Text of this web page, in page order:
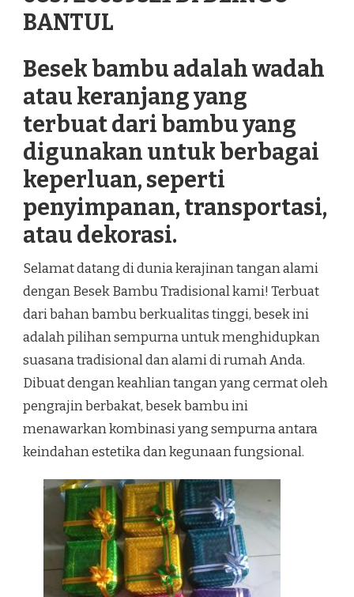
BANTUL
Besek bambu adalah wadah
atau keranjang yang
terbuat dari bambu yang
digunakan untuk berbagai
keperluan, seperti
penyimpanan, transportasi,
atau dekorasi.
Selamat datang di dunia kerajinan tangan alami
dengan Besek Bambu Tradisional kami! Terbuat
dari bahan bambu berkualitas tinggi, besek ini
adalah pilihan sempurna untuk menghidupkan
suasana tradisional dan alami di rumah Anda.
Dibuat dengan keahlian tangan yang cermat oleh
pengrajin berbakat, besek bambu ini
menawarkan kombinasi yang sempurna antara
keindahan estetika dan kegunaan fungsional.